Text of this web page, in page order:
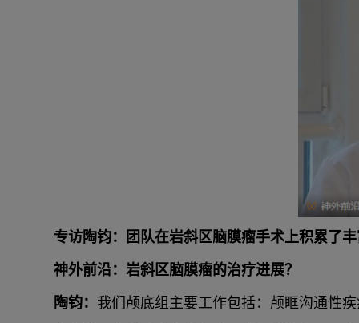
专访陶钧：团队在岩斜区脑膜瘤手术上积累了
神外前沿：岩斜区脑膜瘤的治疗进展？
陶钧： 我们颅底组主要工作包括：颅眶沟通性